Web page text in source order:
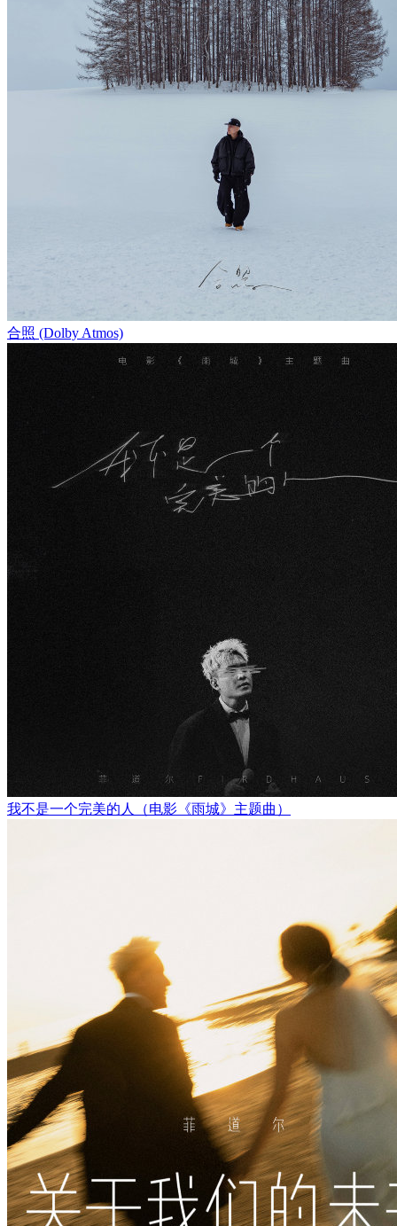
合照 (Dolby Atmos)
我不是一个完美的人（电影《雨城》主题曲）